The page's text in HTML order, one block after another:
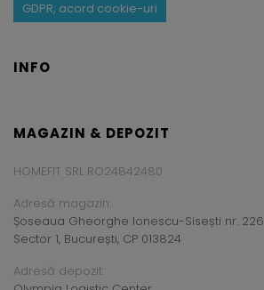
GDPR, acord cookie-uri
INFO
MAGAZIN & DEPOZIT
HOMEFIT SRL RO24842480
Adresă magazin:
Șoseaua Gheorghe Ionescu-Sisești nr. 226
Sector 1, București, CP 013824
Adresă depozit: